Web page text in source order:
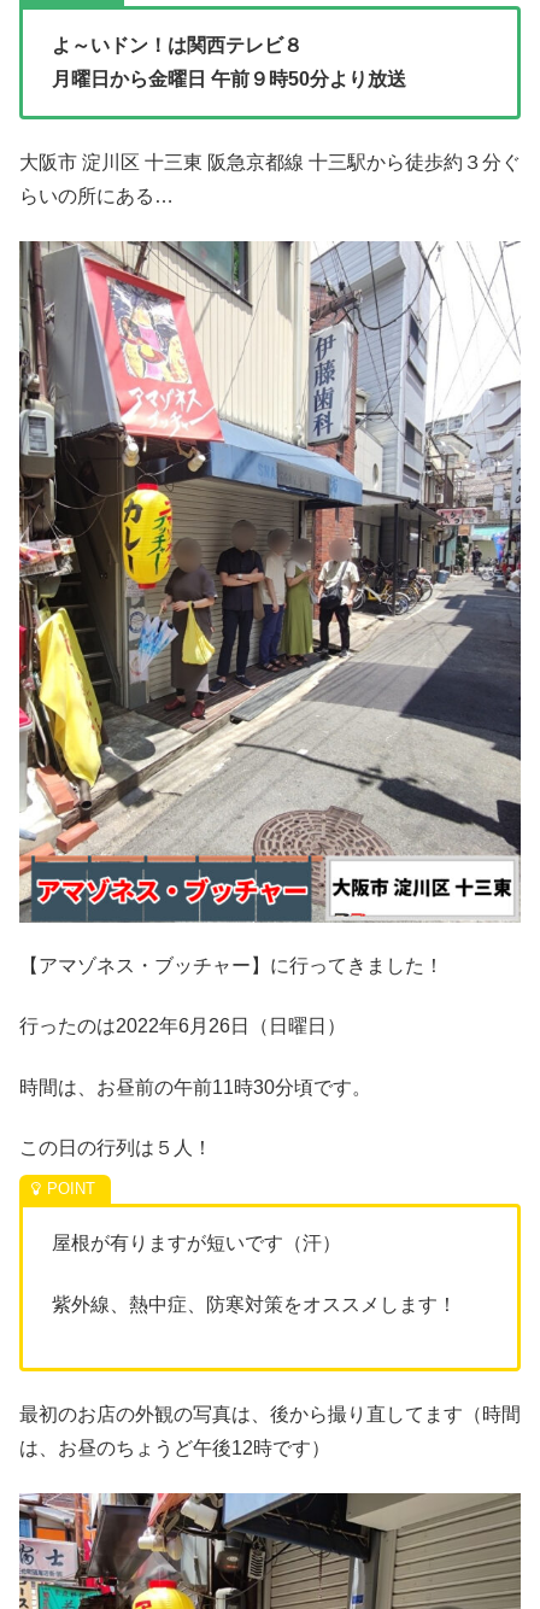
よ～いドン！は関西テレビ８
月曜日から金曜日 午前９時50分より放送
大阪市 淀川区 十三東 阪急京都線 十三駅から徒歩約３分ぐ
らいの所にある…
【アマゾネス・ブッチャー】に行ってきました！
行ったのは2022年6月26日（日曜日）
時間は、お昼前の午前11時30分頃です。
この日の行列は５人！
屋根が有りますが短いです（汗）
紫外線、熱中症、防寒対策をオススメします！
最初のお店の外観の写真は、後から撮り直してます（時間
は、お昼のちょうど午後12時です）